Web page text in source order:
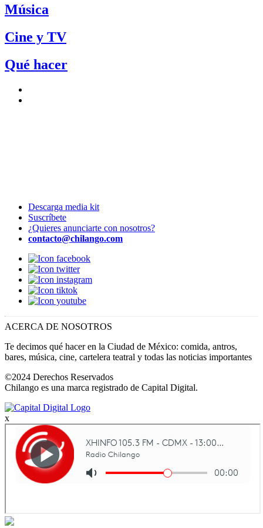
Música
Cine y TV
Qué hacer
Descarga media kit
Suscríbete
¿Quieres anunciarte con nosotros?
contacto@chilango.com
ACERCA DE NOSOTROS
Te decimos qué hacer en la Ciudad de México: comida, antros,
bares, música, cine, cartelera teatral y todas las noticias importantes
©2024 Derechos Reservados
Chilango es una marca registrado de Capital Digital.
x